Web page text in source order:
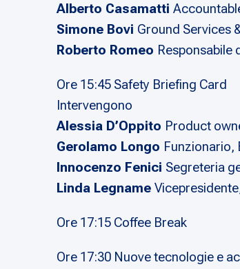
Alberto Casamatti
Simone Bovi Ground Services
Roberto Romeo Responsabile
Ore 15:45 Safety Briefing Card
Intervengono
Alessia D’Oppito Product
Gerolamo Longo Funzionario,
Innocenzo Fenici Segreteria
Linda Legname
Ore 17:15 Coffee Break
Ore 17:30 Nuove tecnologie e